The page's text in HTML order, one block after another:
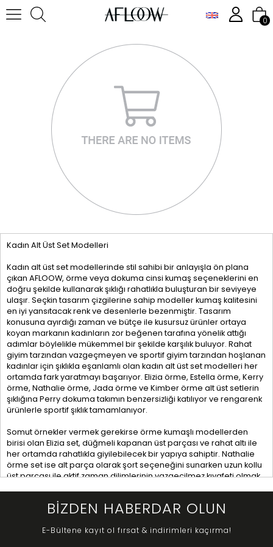
0
Kadın Alt Üst Set Modelleri
Kadın alt üst set modellerinde stil sahibi bir anlayışla ön plana
çıkan AFLOOW, örme veya dokuma cinsi kumaş seçeneklerini en
doğru şekilde kullanarak şıklığı rahatlıkla buluşturan bir seviyeye
ulaşır. Seçkin tasarım çizgilerine sahip modeller kumaş kalitesini
en iyi yansıtacak renk ve desenlerle bezenmiştir. Tasarım
konusuna ayırdığı zaman ve bütçe ile kusursuz ürünler ortaya
koyan markanın kadınların zor beğenen tarafına yönelik attığı
adımlar böylelikle mükemmel bir şekilde karşılık buluyor. Rahat
giyim tarzından vazgeçmeyen ve sportif giyim tarzından hoşlanan
kadınlar için şıklıkla eşanlamlı olan kadın alt üst set modelleri her
ortamda fark yaratmayı başarıyor. Elizia örme, Estella örme, Kerry
örme, Nathalie örme, Jada örme ve Kimber örme alt üst setlerin
şıklığına Perry dokuma takımın benzersizliği katılıyor ve rengarenk
ürünlerle sportif şıklık tamamlanıyor.
Somut örnekler vermek gerekirse örme kumaşlı modellerden
birisi olan Elizia set, düğmeli kapanan üst parçası ve rahat altı ile
her ortamda rahatlıkla giyilebilecek bir yapıya sahiptir. Nathalie
örme set ise alt parça olarak şort seçeneğini sunarken uzun kollu
üst parçası ile aktif zaman dilimlerinin vazgeçilmez kıyafeti olmak
tarzdaki üst ile kombine edilmiştir. Jada’yı spordan yürüyüşe her
vazgeçilmeziniz olabilir. Bu verilen örneklerin dışında hangi modeli
BİZDEN HABERDAR OLUN
E-Bültene kayıt ol fırsat & indirimleri kaçırma!